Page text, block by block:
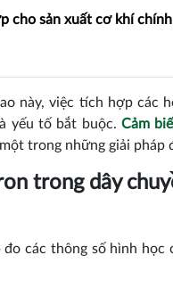
cho sản xuất cơ khí
này, việc tích hợp các
yếu tố bắt buộc.Cảm
trong những giải
trong dây
đo các thông số hình